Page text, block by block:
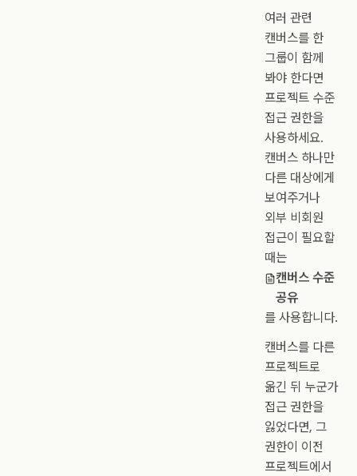
여러 관련
캔버스를 한
그룹이 함께
봐야 한다면
프로젝트 수준
접근 권한을
사용하세요.
캔버스 하나만
다른 대상에게
보여주거나
외부 비회원
접근이 필요할
때는
캔버스 수준
공유
를 사용합니다.
캔버스를 다른
프로젝트로
옮긴 뒤 누군가
접근 권한을
잃었다면, 그
권한이 이전
프로젝트에서